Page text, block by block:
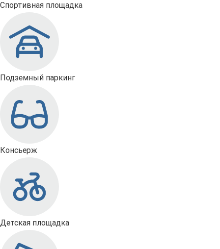
Спортивная площадка
Подземный паркинг
Консьерж
Детская площадка